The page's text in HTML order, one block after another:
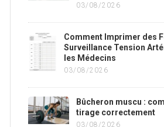
03/08/2026
Comment Imprimer des
Surveillance Tension
les Médecins
03/08/2026
Bûcheron muscu :
tirage correctement
03/08/2026